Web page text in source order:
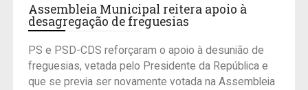
Assembleia Municipal reitera apoio à
desagregação de freguesias
PS e PSD-CDS reforçaram o apoio à desunião de
freguesias, vetada pelo Presidente da República e
que se previa ser novamente votada na Assembleia